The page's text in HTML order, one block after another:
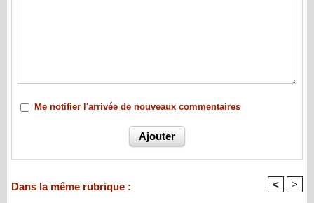
Me notifier l'arrivée de nouveaux commentaires
Dans la même rubrique : < >